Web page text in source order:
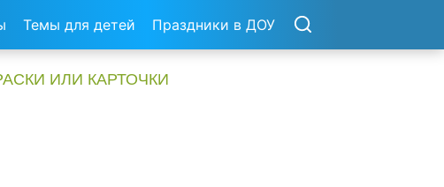
Темы для детей Праздники в ДОУ
ИЛИ КАРТОЧКИ